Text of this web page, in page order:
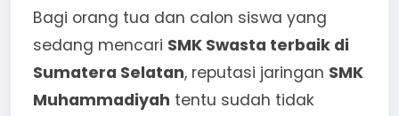
Bagi orang tua dan calon siswa yang
sedang mencari SMK Swasta terbaik di
Sumatera Selatan, reputasi jaringan SMK
Muhammadiyah tentu sudah tidak